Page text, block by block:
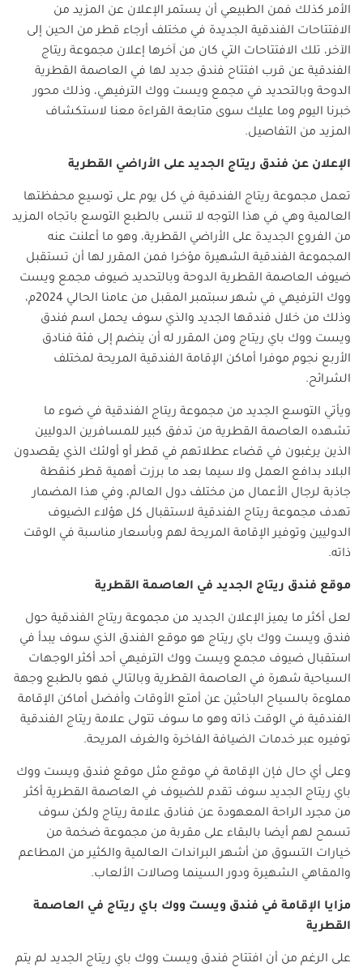
الأمر كذلك فمن الطبيعي أن يستمر الإعلان عن المزيد من
الافتتاحات الفندقية الجديدة في مختلف أرجاء قطر من الحين إلى
الآخر، تلك الافتتاحات التي كان من آخرها إعلان مجموعة ريتاج
الفندقية عن قرب افتتاح فندق جديد لها في العاصمة القطرية
الدوحة وبالتحديد في مجمع ويست ووك الترفيهي، وذلك محور
خبرنا اليوم وما عليك سوى متابعة القراءة معنا لاستكشاف
المزيد من التفاصيل.
الإعلان عن فندق ريتاج الجديد على الأراضي القطرية
تعمل مجموعة ريتاج الفندقية في كل يوم على توسيع محفظتها
العالمية وهي في هذا التوجه لا تنسى بالطبع التوسع باتجاه المزيد
من الفروع الجديدة على الأراضي القطرية، وهو ما أعلنت عنه
المجموعة الفندقية الشهيرة مؤخرا فمن المقرر لها أن تستقبل
ضيوف العاصمة القطرية الدوحة وبالتحديد ضيوف مجمع ويست
ووك الترفيهي في شهر سبتمبر المقبل من عامنا الحالي 2024م،
وذلك من خلال فندقها الجديد والذي سوف يحمل اسم فندق
ويست ووك باي ريتاج ومن المقرر له أن ينضم إلى فئة فنادق
الأربع نجوم موفرا أماكن الإقامة الفندقية المريحة لمختلف
الشرائح.
ويأتي التوسع الجديد من مجموعة ريتاج الفندقية في ضوء ما
تشهده العاصمة القطرية من تدفق كبير للمسافرين الدوليين
الذين يرغبون في قضاء عطلاتهم في قطر أو أولئك الذي يقصدون
البلاد بدافع العمل ولا سيما بعد ما برزت أهمية قطر كنقطة
جاذبة لرجال الأعمال من مختلف دول العالم، وفي هذا المضمار
تهدف مجموعة ريتاج الفندقية لاستقبال كل هؤلاء الضيوف
الدوليين وتوفير الإقامة المريحة لهم وبأسعار مناسبة في الوقت
ذاته.
موقع فندق ريتاج الجديد في العاصمة القطرية
لعل أكثر ما يميز الإعلان الجديد من مجموعة ريتاج الفندقية حول
فندق ويست ووك باي ريتاج هو موقع الفندق الذي سوف يبدأ في
استقبال ضيوف مجمع ويست ووك الترفيهي أحد أكثر الوجهات
السياحية شهرة في العاصمة القطرية وبالتالي فهو بالطبع وجهة
مملوءة بالسياح الباحثين عن أمتع الأوقات وأفضل أماكن الإقامة
الفندقية في الوقت ذاته وهو ما سوف تتولى علامة ريتاج الفندقية
توفيره عبر خدمات الضيافة الفاخرة والغرف المريحة.
وعلى أي حال فإن الإقامة في موقع مثل موقع فندق ويست ووك
باي ريتاج الجديد سوف تقدم للضيوف في العاصمة القطرية أكثر
من مجرد الراحة المعهودة عن فنادق علامة ريتاج ولكن سوف
تسمح لهم أيضا بالبقاء على مقربة من مجموعة ضخمة من
خيارات التسوق من أشهر البراندات العالمية والكثير من المطاعم
والمقاهي الشهيرة ودور السينما وصالات الألعاب.
مزايا الإقامة في فندق ويست ووك باي ريتاج في العاصمة
القطرية
على الرغم من أن افتتاح فندق ويست ووك باي ريتاج الجديد لم يتم